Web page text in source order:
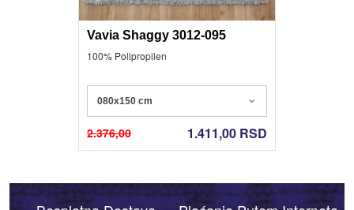
Vavia Shaggy 3012-095
100% Polipropilen
080x150 cm
2.376,00 1.411,00 RSD